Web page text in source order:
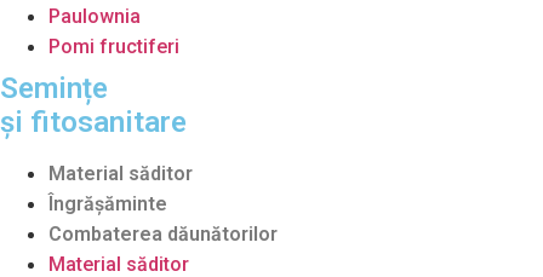
Paulownia
Pomi fructiferi
Semințe
și fitosanitare
Material săditor
Îngrășăminte
Combaterea dăunătorilor
Material săditor